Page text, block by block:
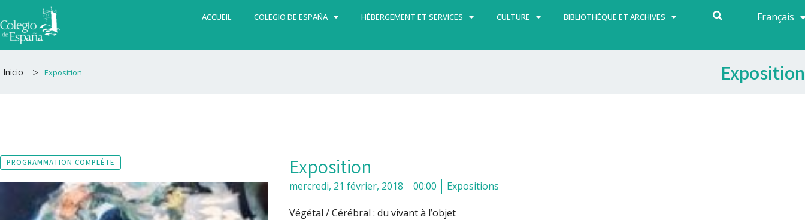
au
contenu
ACCUEIL COLEGIO DE ESPAÑA HÉBERGEMENT ET SERVICES CULTURE BIBLIOTHÈQUE ET ARCHIVES Français
Español
Inicio > Exposition Exposition
PROGRAMMATION COMPLÈTE Exposition
mercredi, 21 février, 2018 00:00 Expositions
Végétal / Cérébral : du vivant à l’objet